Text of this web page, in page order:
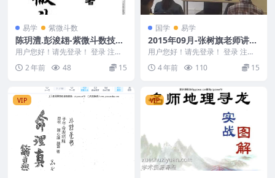
易学 紫微斗数
陈玥澧.彭浚翃-紫微斗数技法
泄天机
用户您好！请先登录！ 登录 注册
陈玥澧.彭浚翃-紫微斗数技法泄天
机 24081...
2 年前 48 15
国学 易学
2015年09月-张树旗老师讲易
经
用户您好！请先登录！ 登录 注册
2015年09月-张树旗老师讲易经 张
树旗易经...
4 年前 110 15
VIP VIP